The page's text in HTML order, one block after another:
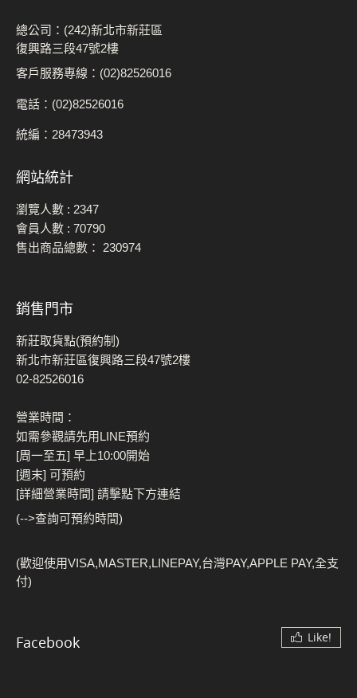
總公司：(242)新北市新莊區
復興路三段47號2樓
客戶服務專線：(02)82526016
電話：(02)82526016
統編：28473943
網站統計
瀏覽人數 : 2347
會員人數 : 70790
售出商品總數： 230974
銷售門市
新莊取貨點(預約制)
新北市新莊區復興路三段47號2樓
02-82526016
營業時間：
如需參觀請先用LINE預約
[周一至五] 早上10:00開始
[週末] 可預約
[詳細營業時間] 請擊點下方連結
(-->查詢可預約時間)
(歡迎使用VISA,MASTER,LINEPAY,台灣PAY,APPLE PAY,全支
付)
Facebook Like!